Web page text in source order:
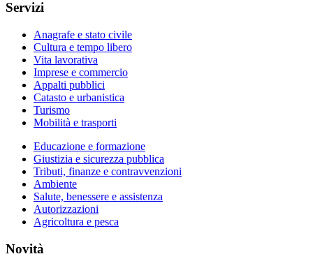
Servizi
Anagrafe e stato civile
Cultura e tempo libero
Vita lavorativa
Imprese e commercio
Appalti pubblici
Catasto e urbanistica
Turismo
Mobilità e trasporti
Educazione e formazione
Giustizia e sicurezza pubblica
Tributi, finanze e contravvenzioni
Ambiente
Salute, benessere e assistenza
Autorizzazioni
Agricoltura e pesca
Novità